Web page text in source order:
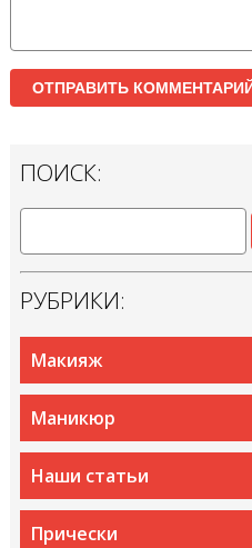
ПОИСК:
РУБРИКИ:
Макияж
Маникюр
Наши статьи
Прически